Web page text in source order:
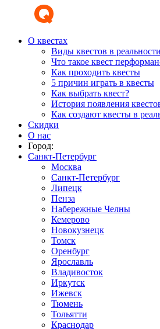
О квестах
Виды квестов в реальности
Что такое квест
Как проходить квесты
5 причин играть в квесты
Как выбрать квест?
История появления
Как создают квесты в
Скидки
О нас
Город:
Санкт-Петербург
Москва
Санкт-Петербург
Липецк
Пенза
Набережные Челны
Кемерово
Новокузнецк
Томск
Оренбург
Ярославль
Владивосток
Иркутск
Ижевск
Тюмень
Тольятти
Краснодар